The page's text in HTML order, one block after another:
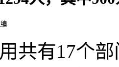
共有17个